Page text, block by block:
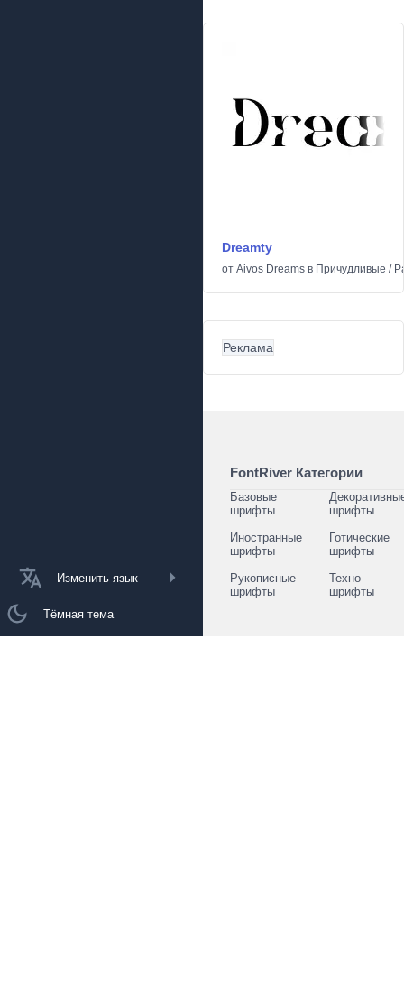
Изменить язык
Тёмная тема
Dreamty
от Aivos Dreams в Причудливые /
Реклама
FontRiver Категории
Базовые
шрифты
шрифты
Иностранные
шрифты
Готические
шрифты
Рукописные
шрифты
Техно
шрифты